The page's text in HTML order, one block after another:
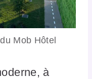
Mob Hôtel
à